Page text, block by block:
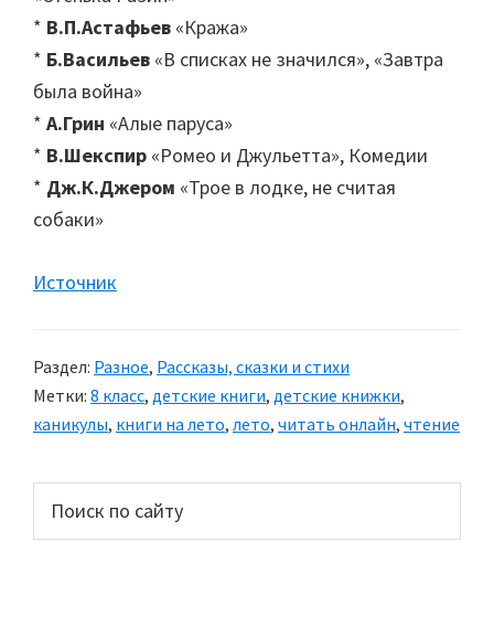
* В.П.Астафьев «Кража»
* Б.Васильев «В списках не значился», «Завтра
была война»
* А.Грин «Алые паруса»
* В.Шекспир «Ромео и Джульетта», Комедии
* Дж.К.Джером «Трое в лодке, не считая
собаки»
Источник
Раздел: Разное, Рассказы, сказки и стихи
Метки: 8 класс, детские книги, детские книжки,
каникулы, книги на лето, лето, читать онлайн, чтение
Основной
сайдбар